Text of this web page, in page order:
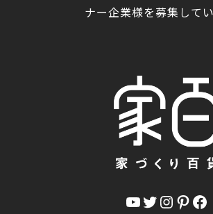
ナー企業様を募集してい
YouTube Twitter InstagramPinterest Facebook